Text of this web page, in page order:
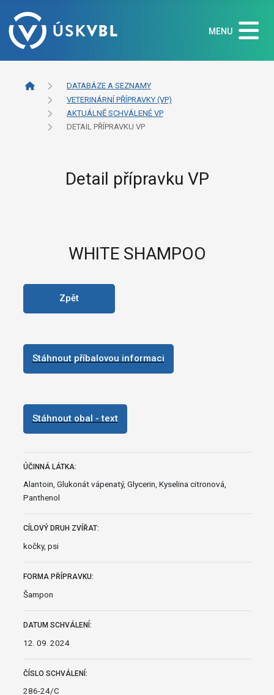
MENU
DATABÁZE A SEZNAMY
VETERINÁRNÍ PŘÍPRAVKY (VP)
AKTUÁLNĚ SCHVÁLENÉ VP
DETAIL PŘÍPRAVKU VP
Detail přípravku VP
WHITE SHAMPOO
Zpět
Stáhnout příbalovou informaci
Stáhnout obal - text
ÚČINNÁ LÁTKA:
Alantoin, Glukonát vápenatý, Glycerin, Kyselina citronová,
Panthenol
CÍLOVÝ DRUH ZVÍŘAT:
kočky, psi
FORMA PŘÍPRAVKU:
Šampon
DATUM SCHVÁLENÍ:
12. 09. 2024
ČÍSLO SCHVÁLENÍ:
286-24/C